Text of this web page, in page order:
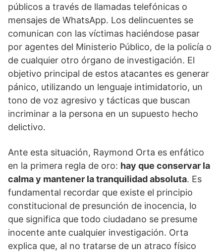
públicos a través de llamadas telefónicas o
mensajes de WhatsApp. Los delincuentes se
comunican con las víctimas haciéndose pasar
por agentes del Ministerio Público, de la policía o
de cualquier otro órgano de investigación. El
objetivo principal de estos atacantes es generar
pánico, utilizando un lenguaje intimidatorio, un
tono de voz agresivo y tácticas que buscan
incriminar a la persona en un supuesto hecho
delictivo.
Ante esta situación, Raymond Orta es enfático
en la primera regla de oro: hay que conservar la
calma y mantener la tranquilidad absoluta. Es
fundamental recordar que existe el principio
constitucional de presunción de inocencia, lo
que significa que todo ciudadano se presume
inocente ante cualquier investigación. Orta
explica que, al no tratarse de un atraco físico